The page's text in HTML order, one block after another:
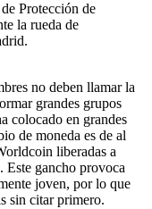
Protección de
la rueda de
no deben llamar la
grandes grupos
colocado en grandes
de moneda es de al
liberadas a
Este gancho provoca
joven, por lo que
sin citar primero.